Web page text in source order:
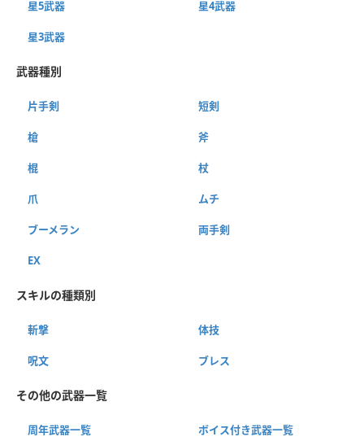
星5武器 星4武器
星3武器
武器種別
片手剣 短剣
槍 斧
棍 杖
爪 ムチ
ブーメラン 両手剣
EX
スキルの種類別
斬撃 体技
呪文 ブレス
その他の武器一覧
周年武器一覧 ボイス付き武器一覧